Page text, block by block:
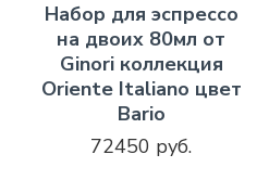
Набор для эспрессо
на двоих 80мл от
Ginori коллекция
Oriente Italiano цвет
Bario
72450 руб.